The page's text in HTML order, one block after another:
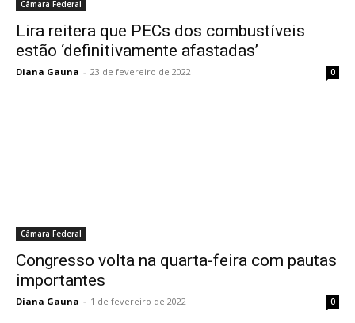
Câmara Federal
Lira reitera que PECs dos combustíveis
estão ‘definitivamente afastadas’
Diana Gauna - 23 de fevereiro de 2022 0
Câmara Federal
Congresso volta na quarta-feira com pautas
importantes
Diana Gauna - 1 de fevereiro de 2022 0